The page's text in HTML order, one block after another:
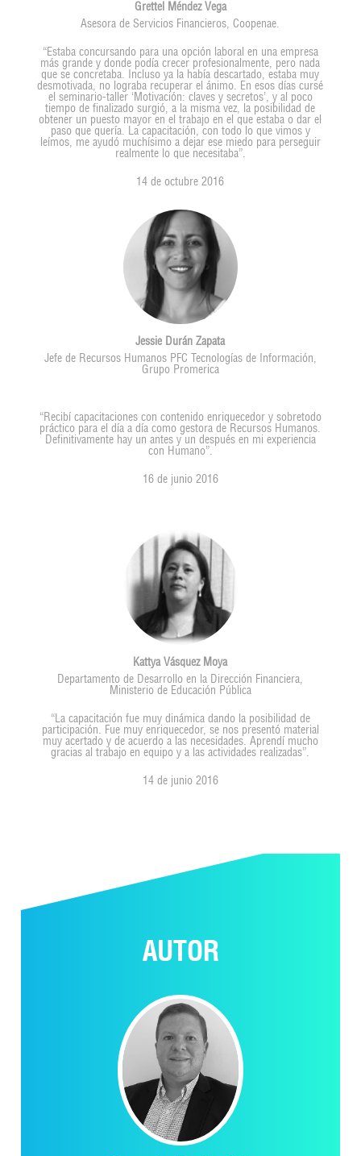
Grettel Méndez Vega
Asesora de Servicios Financieros, Coopenae.
“Estaba concursando para una opción laboral en una empresa
más grande y donde podía crecer profesionalmente, pero nada
que se concretaba. Incluso ya la había descartado, estaba muy
desmotivada, no lograba recuperar el ánimo. En esos días cursé
el seminario-taller ‘Motivación: claves y secretos’, y al poco
tiempo de finalizado surgió, a la misma vez, la posibilidad de
obtener un puesto mayor en el trabajo en el que estaba o dar el
paso que quería. La capacitación, con todo lo que vimos y
leímos, me ayudó muchísimo a dejar ese miedo para perseguir
realmente lo que necesitaba”.
14 de octubre 2016
Jessie Durán Zapata
Jefe de Recursos Humanos PFC Tecnologías de Información,
Grupo Promerica
“Recibí capacitaciones con contenido enriquecedor y sobretodo
práctico para el día a día como gestora de Recursos Humanos.
Definitivamente hay un antes y un después en mi experiencia
con Humano”.
16 de junio 2016
Kattya Vásquez Moya
Departamento de Desarrollo en la Dirección Financiera,
Ministerio de Educación Pública
“La capacitación fue muy dinámica dando la posibilidad de
participación. Fue muy enriquecedor, se nos presentó material
muy acertado y de acuerdo a las necesidades. Aprendí mucho
gracias al trabajo en equipo y a las actividades realizadas”.
14 de junio 2016
AUTOR